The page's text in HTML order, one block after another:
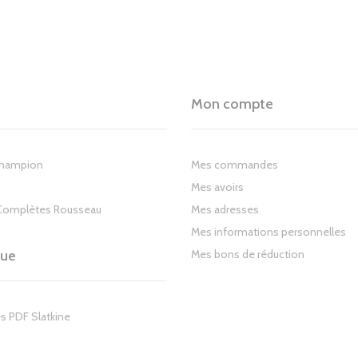
Rousseau
PDF Slatkine
Mon compte
Mes commandes
Mes avoirs
Mes adresses
Mes informations personnelles
Mes bons de réduction